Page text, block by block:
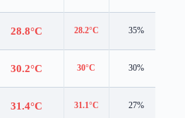
28.8°C 28.2°C 35%
30.2°C 30°C 30%
31.4°C 31.1°C 27%